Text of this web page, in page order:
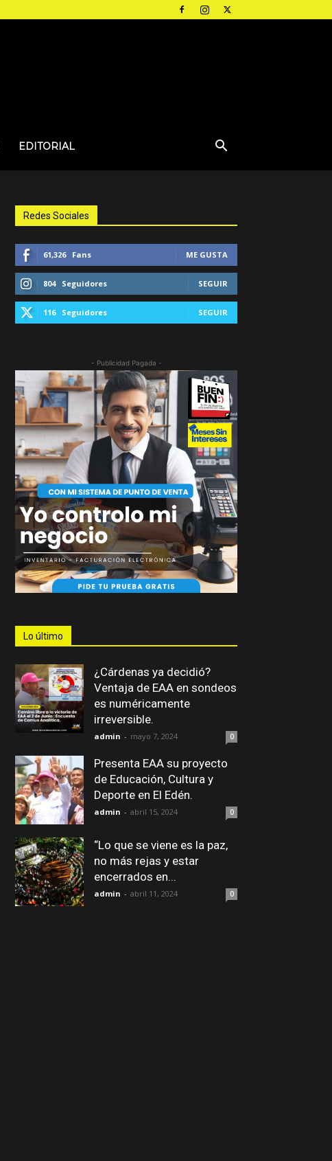
EDITORIAL
Redes Sociales
61,326 Fans ME GUSTA
804 Seguidores SEGUIR
116 Seguidores SEGUIR
- Publicidad Pagada -
Lo último
¿Cárdenas ya decidió?
Ventaja de EAA en sondeos
es numéricamente
irreversible.
admin - mayo 7, 2024 0
Presenta EAA su proyecto
de Educación, Cultura y
Deporte en El Edén.
admin - abril 15, 2024 0
“Lo que se viene es la paz,
no más rejas y estar
encerrados en...
admin - abril 11, 2024 0